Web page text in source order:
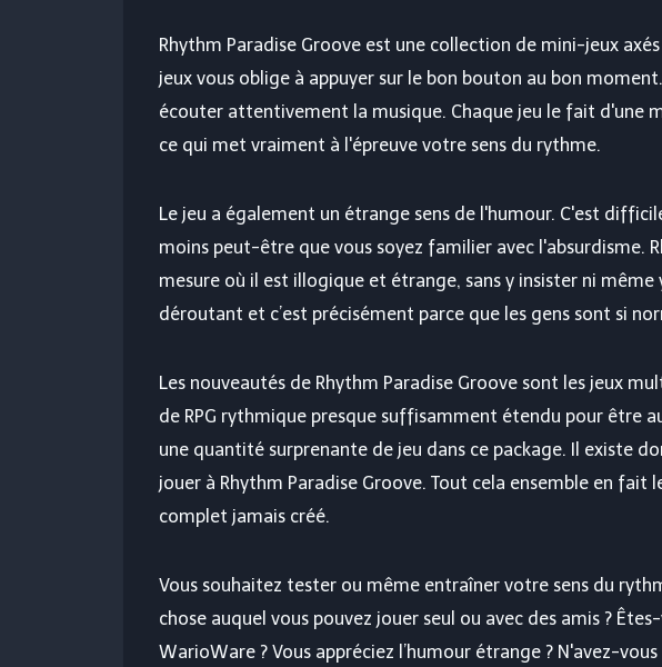
Rhythm Paradise Groove est une collection de mini-jeux
jeux vous oblige à appuyer sur le bon bouton au bon
écouter attentivement la musique. Chaque jeu le fait d'une
ce qui met vraiment à l'épreuve votre sens du rythme.
Le jeu a également un étrange sens de l'humour. C'est
moins peut-être que vous soyez familier avec l'absurdisme.
mesure où il est illogique et étrange, sans y insister ni
déroutant et c’est précisément parce que les gens sont si
Les nouveautés de Rhythm Paradise Groove sont les jeux
de RPG rythmique presque suffisamment étendu pour être
une quantité surprenante de jeu dans ce package. Il existe
jouer à Rhythm Paradise Groove. Tout cela ensemble en fait
complet jamais créé.
Vous souhaitez tester ou même entraîner votre sens du
chose auquel vous pouvez jouer seul ou avec des amis ?
WarioWare ? Vous appréciez l’humour étrange ? N'avez-